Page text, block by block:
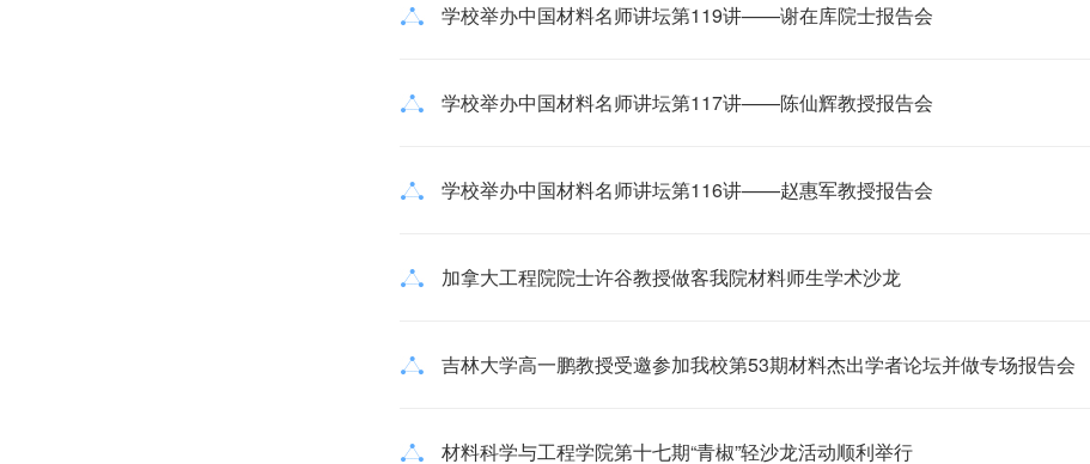
学校举办中国材料名师讲坛第119讲——谢在库院士报告会
学校举办中国材料名师讲坛第117讲——陈仙辉教授报告会
学校举办中国材料名师讲坛第116讲——赵惠军教授报告会
加拿大工程院院士许谷教授做客我院材料师生学术沙龙
吉林大学高一鹏教授受邀参加我校第53期材料杰出学者论坛并做专场报告会
材料科学与工程学院第十七期“青椒”轻沙龙活动顺利举行